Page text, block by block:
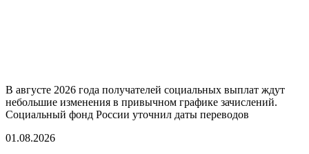
В августе 2026 года получателей социальных выплат ждут
небольшие изменения в привычном графике зачислений.
Социальный фонд России уточнил даты переводов
01.08.2026